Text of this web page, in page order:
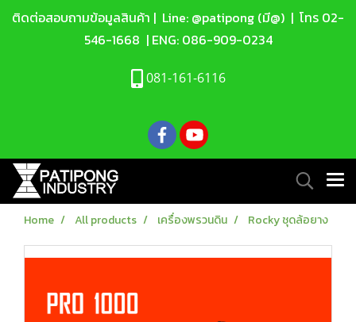
ติดต่อสอบถามข้อมูลสินค้า | Line: @patipong (มี@) | โทร 02-
546-1668 | ENG: 086-909-0234
081-161-6116
Home All products เครื่องพรวนดิน Rocky ชุดล้อยาง